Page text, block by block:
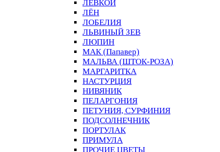
ЛЕВКОЙ
ЛЁН
ЛОБЕЛИЯ
ЛЬВИНЫЙ ЗЕВ
ЛЮПИН
МАК (Папавер)
МАЛЬВА (ШТОК-РОЗА)
МАРГАРИТКА
НАСТУРЦИЯ
НИВЯНИК
ПЕЛАРГОНИЯ
ПЕТУНИЯ, СУРФИНИЯ
ПОДСОЛНЕЧНИК
ПОРТУЛАК
ПРИМУЛА
ПРОЧИЕ ЦВЕТЫ